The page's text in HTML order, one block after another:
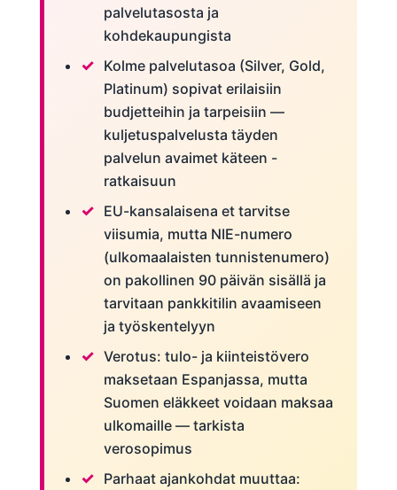
palvelutasosta ja
kohdekaupungista
Kolme palvelutasoa (Silver, Gold,
Platinum) sopivat erilaisiin
budjetteihin ja tarpeisiin —
kuljetuspalvelusta täyden
palvelun avaimet käteen -
ratkaisuun
EU-kansalaisena et tarvitse
viisumia, mutta NIE-numero
(ulkomaalaisten tunnistenumero)
on pakollinen 90 päivän sisällä ja
tarvitaan pankkitilin avaamiseen
ja työskentelyyn
Verotus: tulo- ja kiinteistövero
maksetaan Espanjassa, mutta
Suomen eläkkeet voidaan maksaa
ulkomaille — tarkista
verosopimus
Parhaat ajankohdat muuttaa: